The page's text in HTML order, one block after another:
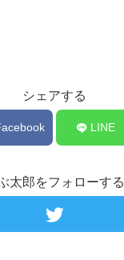
シェアする
LINE
太郎をフォローする